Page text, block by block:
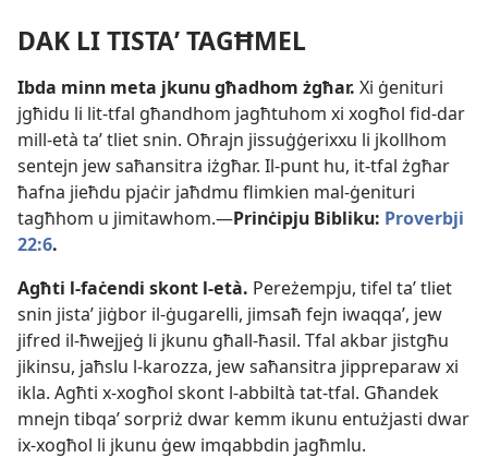
DAK LI TISTAʼ TAGĦMEL
Ibda minn meta jkunu għadhom żgħar. Xi ġenituri
jgħidu li lit-​tfal għandhom jagħtuhom xi xogħol fid-​dar
mill-​età taʼ tliet snin. Oħrajn jissuġġerixxu li jkollhom
sentejn jew saħansitra iżgħar. Il-​punt hu, it-​tfal żgħar
ħafna jieħdu pjaċir jaħdmu flimkien mal-​ġenituri
tagħhom u jimitawhom.—Prinċipju Bibliku: Proverbji
22:6.
Agħti l-​faċendi skont l-​età. Pereżempju, tifel taʼ tliet
snin jistaʼ jiġbor il-​ġugarelli, jimsaħ fejn iwaqqaʼ, jew
jifred il-​ħwejjeġ li jkunu għall-​ħasil. Tfal akbar jistgħu
jikinsu, jaħslu l-​karozza, jew saħansitra jippreparaw xi
ikla. Agħti x-​xogħol skont l-​abbiltà tat-​tfal. Għandek
mnejn tibqaʼ sorpriż dwar kemm ikunu entużjasti dwar
ix-​xogħol li jkunu ġew imqabbdin jagħmlu.